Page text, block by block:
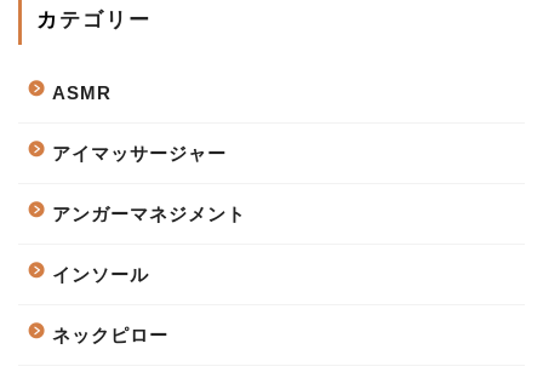
カテゴリー
ASMR
アイマッサージャー
アンガーマネジメント
インソール
ネックピロー